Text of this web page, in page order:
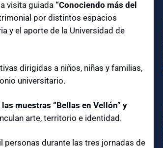
visita guiada “Conociendo más del
por distintos espacios
y el aporte de la Universidad de
dirigidas a niños, niñas y familias,
universitario.
muestras “Bellas en Vellón” y
arte, territorio e identidad.
personas durante las tres jornadas de